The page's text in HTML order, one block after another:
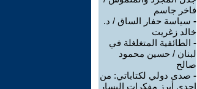
فاخر جاسم
- سياسة حفار الساق / د.
خالد زغريت
- الطائفية المتغلغلة في
لبنان / حسين محمود
صالح
- صدى دولي لكتاباتي: من
إحدى أبرز مفكرات اليسار